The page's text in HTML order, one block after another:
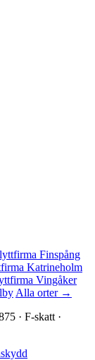
Finspång
Katrineholm
Vingåker
Alla orter →
· F-skatt ·